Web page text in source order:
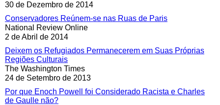
30 de Dezembro de 2014
Conservadores Reúnem-se nas Ruas de Paris
National Review Online
2 de Abril de 2014
Deixem os Refugiados Permanecerem em Suas Próprias
Regiões Culturais
The Washington Times
24 de Setembro de 2013
Por que Enoch Powell foi Considerado Racista e Charles
de Gaulle não?